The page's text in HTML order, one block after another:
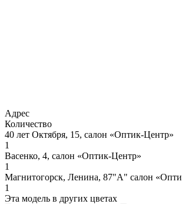
Адрес
Количество
40 лет Октября, 15, салон «Оптик-Центр»
1
Васенко, 4, салон «Оптик-Центр»
1
Магнитогорск, Ленина, 87"А" салон
1
Эта модель в других цветах